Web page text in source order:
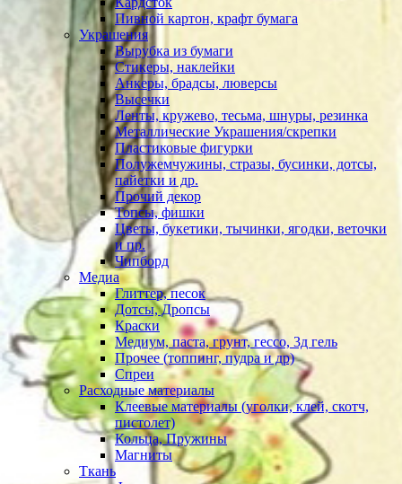
Пивной картон, крафт бумага
Украшения
Вырубка из бумаги
Стикеры, наклейки
Анкеры, брадсы, люверсы
Высечки
Ленты, кружево, тесьма, шнуры, резинка
Металлические Украшения/скрепки
Пластиковые фигурки
Полужемчужины, стразы, бусинки, дотсы,
пайетки и др.
Прочий декор
Топсы, фишки
Цветы, букетики, тычинки, ягодки, веточки
и пр.
Чипборд
Медиа
Глиттер, песок
Дотсы, Дропсы
Краски
Медиум, паста, грунт, гессо, 3д гель
Прочее (топпинг, пудра и др)
Спреи
Расходные материалы
Клеевые материалы (уголки, клей, скотч,
пистолет)
Кольца, Пружины
Магниты
Ткань